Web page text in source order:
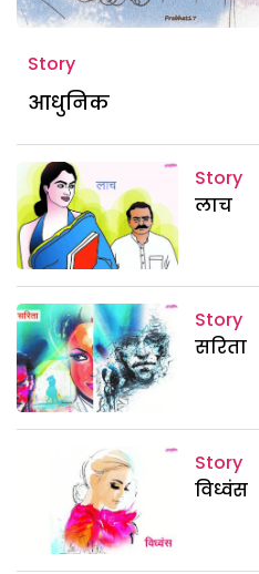
Story
आधुनिक
Story
लाच
Story
सरिता
Story
विध्वंस